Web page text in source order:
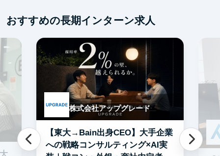
おすすめの長期インターン求人
株式会社アップグレード
【東大→Bain出身CEO】大手企業
への戦略コンサルティング×AI実